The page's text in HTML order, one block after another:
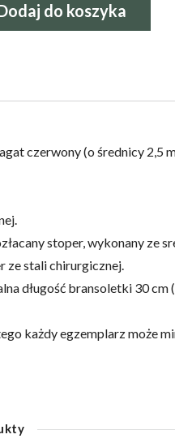
do koszyka
czerwony (o średnicy 2,5
stoper, wykonany ze
ze stali chirurgicznej.
długość bransoletki 30 cm
każdy egzemplarz może